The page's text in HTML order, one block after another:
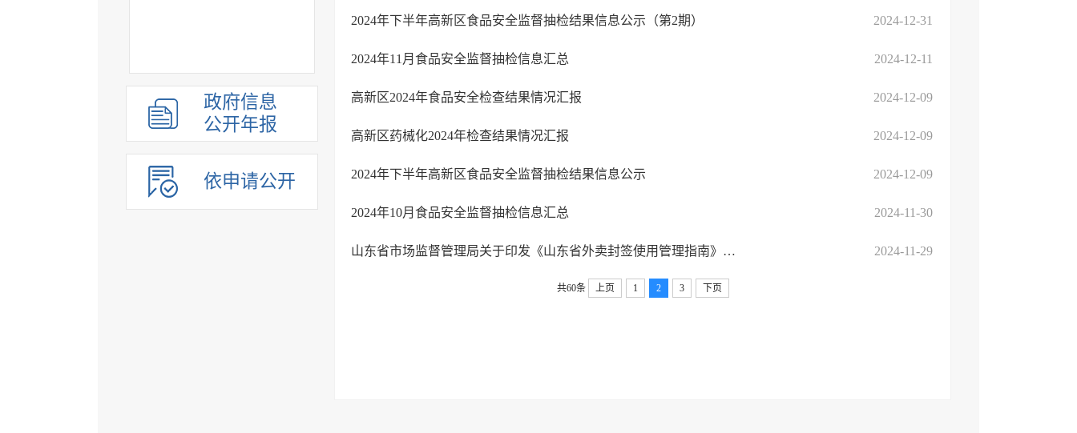
政府信息
公开年报
依申请公开
2024年下半年高新区食品安全监督抽检结果信息公示（第2期） 2024-12-31
2024年11月食品安全监督抽检信息汇总 2024-12-11
高新区2024年食品安全检查结果情况汇报 2024-12-09
高新区药械化2024年检查结果情况汇报 2024-12-09
2024年下半年高新区食品安全监督抽检结果信息公示 2024-12-09
2024年10月食品安全监督抽检信息汇总 2024-11-30
山东省市场监督管理局关于印发《山东省外卖封签使用管理指南》的通知 2024-11-29
共60条 上页 1 2 3 下页